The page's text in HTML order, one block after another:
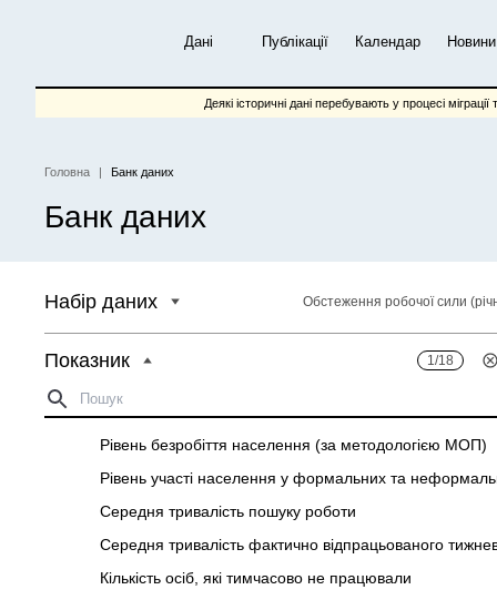
Дані Публікації Календар Новини
Деякі історичні дані перебувають у процесі
Рядок
навіґації
Головна Банк даних
Банк даних
Набір даних Обстеження робочої сили
Показник 1/18
Кількість безробітного населення (за методологією
Рівень безробіття населення (за методологією МОП)
Рівень участі населення у формальних та
Середня тривалість пошуку роботи
Середня тривалість фактично відпрацьованого
Кількість осіб, які тимчасово не працювали